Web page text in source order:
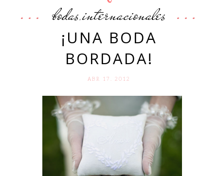
bodas,internacionales
¡UNA BODA
BORDADA!
ABR 17. 2012